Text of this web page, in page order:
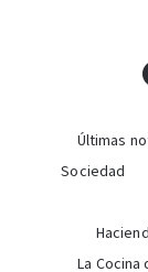
Últimas
Sociedad
La Cocina